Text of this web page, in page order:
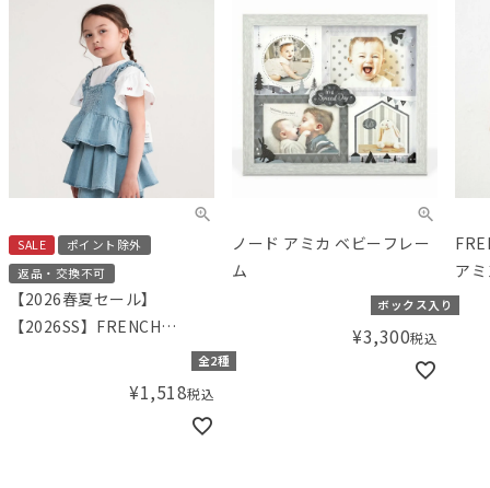
SALE
ポイント除外
返品・交換不可
【2026春夏セール】
【2026SS】FRENCH
グ）デニムビスチェ
全2種
¥1,518税込
ノード アミカ ベビーフレー
ム
ボックス入り
¥3,300税込
ア
繍